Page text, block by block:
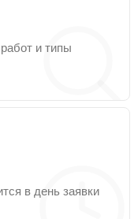
и типы
в день заявки